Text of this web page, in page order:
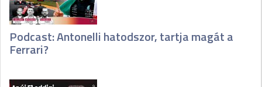
Podcast: Antonelli hatodszor, tartja magát a
Ferrari?